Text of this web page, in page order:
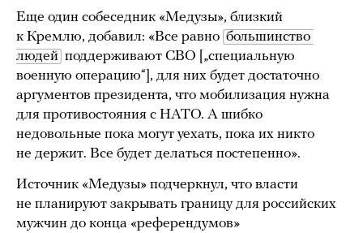
Еще один собеседник «Медузы», близкий
к Кремлю, добавил: «Все равно большинство
людей поддерживают СВО [„специальную
военную операцию“], для них будет достаточно
аргументов президента, что мобилизация нужна
для противостояния с НАТО. А шибко
недовольные пока могут уехать, пока их никто
не держит. Все будет делаться постепенно».
Источник «Медузы» подчеркнул, что власти
не планируют закрывать границу для российских
мужчин до конца «референдумов»